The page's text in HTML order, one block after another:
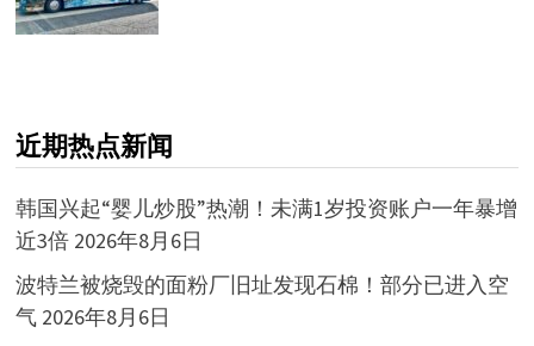
近期热点新闻
韩国兴起“婴儿炒股”热潮！未满1岁投资账户一年暴增
近3倍 2026年8月6日
波特兰被烧毁的面粉厂旧址发现石棉！部分已进入空
气 2026年8月6日